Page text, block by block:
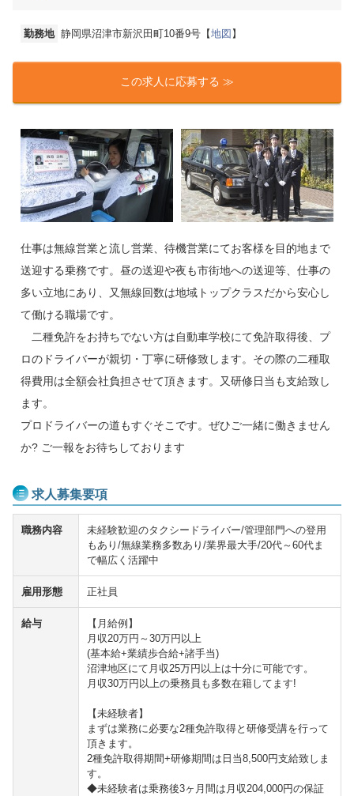
勤務地 静岡県沼津市新沢田町10番9号【地図】
この求人に応募する ≫
仕事は無線営業と流し営業、待機営業にてお客様を目的地まで
送迎する乗務です。昼の送迎や夜も市街地への送迎等、仕事の
多い立地にあり、又無線回数は地域トップクラスだから安心し
て働ける職場です。
二種免許をお持ちでない方は自動車学校にて免許取得後、プ
ロのドライバーが親切・丁寧に研修致します。その際の二種取
得費用は全額会社負担させて頂きます。又研修日当も支給致し
ます。
プロドライバーの道もすぐそこです。ぜひご一緒に働きません
か? ご一報をお待ちしております
求人募集要項
職務内容
未経験歓迎のタクシードライバー/管理部門への登用
もあり/無線業務多数あり/業界最大手/20代～60代ま
で幅広く活躍中
雇用形態 正社員
給与
【月給例】
月収20万円～30万円以上
(基本給+業績歩合給+諸手当)
沼津地区にて月収25万円以上は十分に可能です。
月収30万円以上の乗務員も多数在籍してます!
【未経験者】
まずは業務に必要な2種免許取得と研修受講を行って
頂きます。
2種免許取得期間+研修期間は日当8,500円支給致しま
す。
◆未経験者は乗務後3ヶ月間は月収204,000円の保証